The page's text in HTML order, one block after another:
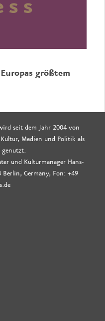
größtem
seit dem Jahr 2004 von
Medien und Politik als
und Kulturmanager Hans-
Berlin, Germany, Fon: +49